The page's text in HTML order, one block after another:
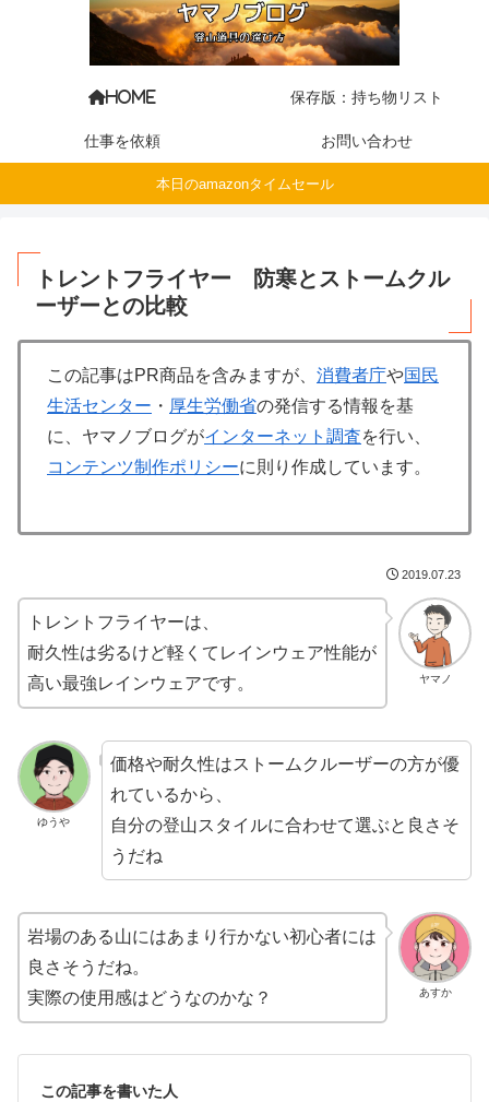
HOME 保存版：持ち物リスト
仕事を依頼 お問い合わせ
本日のamazonタイムセール
トレントフライヤー 防寒とストームクル
ーザーとの比較
この記事はPR商品を含みますが、 消費者庁や国民
生活センター ・ 厚生労働省の発信する情報を基
に、ヤマノブログがインターネット調査を行い、
コンテンツ制作ポリシーに則り作成しています。
2019.07.23
ヤマノ
トレントフライヤーは、
耐久性は劣るけど軽くてレインウェア性能が
高い最強レインウェアです。
ゆうや
価格や耐久性はストームクルーザーの方が優
れているから、
自分の登山スタイルに合わせて選ぶと良さそ
うだね
あすか
岩場のある山にはあまり行かない初心者には
良さそうだね。
実際の使用感はどうなのかな？
この記事を書いた人